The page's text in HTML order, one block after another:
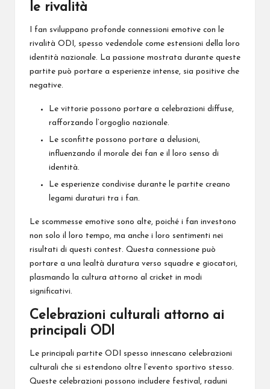
le rivalità
I fan sviluppano profonde connessioni emotive con le
rivalità ODI, spesso vedendole come estensioni della loro
identità nazionale. La passione mostrata durante queste
partite può portare a esperienze intense, sia positive che
negative.
Le vittorie possono portare a celebrazioni diffuse,
rafforzando l’orgoglio nazionale.
Le sconfitte possono portare a delusioni,
influenzando il morale dei fan e il loro senso di
identità.
Le esperienze condivise durante le partite creano
legami duraturi tra i fan.
Le scommesse emotive sono alte, poiché i fan investono
non solo il loro tempo, ma anche i loro sentimenti nei
risultati di questi contest. Questa connessione può
portare a una lealtà duratura verso squadre e giocatori,
plasmando la cultura attorno al cricket in modi
significativi.
Celebrazioni culturali attorno ai
principali ODI
Le principali partite ODI spesso innescano celebrazioni
culturali che si estendono oltre l’evento sportivo stesso.
Queste celebrazioni possono includere festival, raduni